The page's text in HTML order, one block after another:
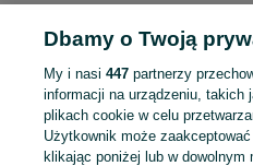
KATEGORIA
Dbamy o Twoją
My i nasi 447partnerzy
informacji na urządzeniu, takich
plikach cookie w celu
Użytkownik może
klikając poniżej lub w